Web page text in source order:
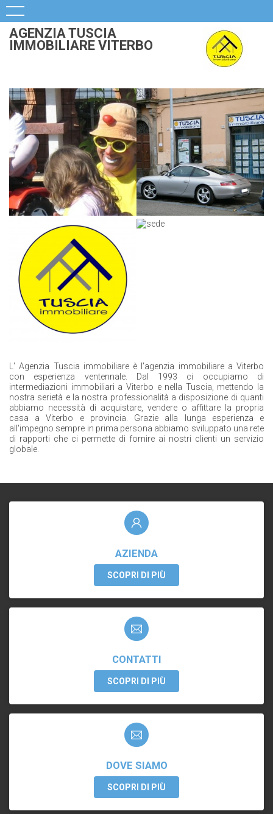
AGENZIA TUSCIA
IMMOBILIARE VITERBO
L' Agenzia Tuscia immobiliare è l'agenzia immobiliare a Viterbo
con esperienza ventennale. Dal 1993 ci occupiamo di
intermediazioni immobiliari a Viterbo e nella Tuscia, mettendo la
nostra serietà e la nostra professionalità a disposizione di quanti
abbiamo necessità di acquistare, vendere o affittare la propria
casa a Viterbo e provincia. Grazie alla lunga esperienza e
all'impegno sempre in prima persona abbiamo sviluppato una rete
di rapporti che ci permette di fornire ai nostri clienti un servizio
globale.
AZIENDA
SCOPRI DI PIÙ
CONTATTI
SCOPRI DI PIÙ
DOVE SIAMO
SCOPRI DI PIÙ